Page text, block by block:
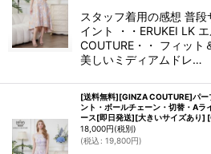
スタッフ着用の感想 普
イント ・・ERUKEI LK
COUTURE・・ フィット
美しいミディアムドレ…
[送料無料][GINZA COUTURE]パー
ント・ボールチェーン・切替・Aラ
ース[即日発送][大きいサイズあり] [
18,000円(税別)
(税込 : 19,800円)